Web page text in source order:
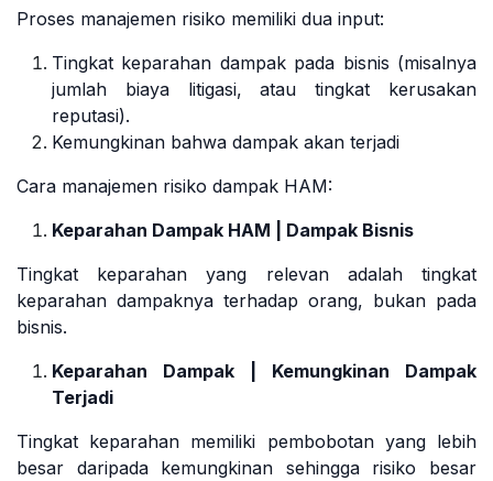
Proses manajemen risiko memiliki dua input:
Tingkat keparahan dampak pada bisnis (misalnya
jumlah biaya litigasi, atau tingkat kerusakan
reputasi).
Kemungkinan bahwa dampak akan terjadi
Cara manajemen risiko dampak HAM:
Keparahan Dampak HAM | Dampak Bisnis
Tingkat keparahan yang relevan adalah tingkat
keparahan dampaknya terhadap orang, bukan pada
bisnis.
Keparahan Dampak | Kemungkinan Dampak
Terjadi
Tingkat keparahan memiliki pembobotan yang lebih
besar daripada kemungkinan sehingga risiko besar